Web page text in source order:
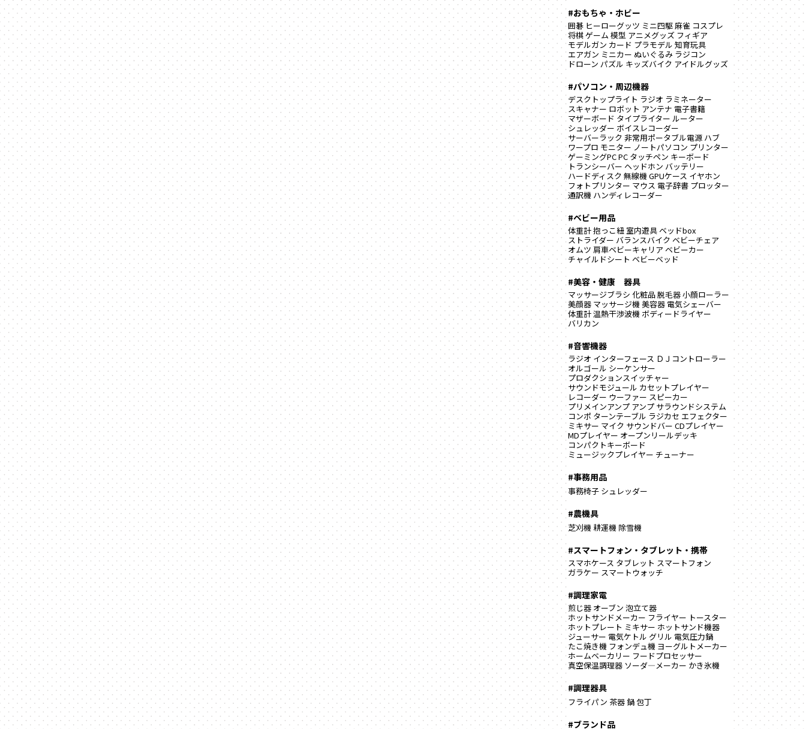
#おもちゃ・ホビー
囲碁 ヒーローグッツ ミニ四駆麻雀 コスプレ
将棋ゲーム 模型 アニメグッズ フィギア
モデルガン カード プラモデル 知育玩具
エアガン ミニカー ぬいぐるみ ラジコン
ドローン パズル キッズバイク アイドルグッズ
#パソコン・周辺機器
デスクトップライト ラジオ ラミネーター
スキャナー ロボット アンテナ 電子書籍
マザーボード タイプライター ルーター
シュレッダー ボイスレコーダー
サーバーラック 非常用ポータブル電源 ハブ
ワープロ モニター ノートパソコン プリンター
ゲーミングPCPC タッチペン キーボード
トランシーバー ヘッドホン バッテリー
ハードディスク 無線機GPUケース イヤホン
フォトプリンター マウス 電子辞書 プロッター
通訳機 ハンディレコーダー
#ベビー用品
体重計抱っこ紐室内遊具 ベッドbox
ストライダー バランスバイク ベビーチェア
オムツ 肩車ベビーキャリア ベビーカー
チャイルドシート ベビーベッド
#美容・健康 器具
マッサージブラシ 化粧品脱毛器小顔ローラー
美顔器 マッサージ機美容器 電気シェーバー
体重計温熱干渉波機 ボディードライヤー
バリカン
#音響機器
ラジオ インターフェース ＤＪコントローラー
オルゴール シーケンサー
プロダクションスイッチャー
サウンドモジュール カセットプレイヤー
レコーダー ウーファー スピーカー
プリメインアンプ アンプ サラウンドシステム
コンポ ターンテーブル ラジカセ エフェクター
ミキサー マイク サウンドバー CDプレイヤー
MDプレイヤー オープンリールデッキ
コンパクトキーボード
ミュージックプレイヤー チューナー
#事務用品
事務椅子 シュレッダー
#農機具
芝刈機耕運機 除雪機
#スマートフォン・タブレット・携帯
スマホケース タブレット スマートフォン
ガラケー スマートウォッチ
#調理家電
煎じ器 オーブン 泡立て器
ホットサンドメーカー フライヤー トースター
ホットプレート ミキサー ホットサンド機器
ジューサー 電気ケトル グリル 電気圧力鍋
たこ焼き機 フォンデュ機 ヨーグルトメーカー
ホームベーカリー フードプロセッサー
真空保温調理器 ソーダ―メーカー かき氷機
#調理器具
フライパン 茶器鍋包丁
#ブランド品